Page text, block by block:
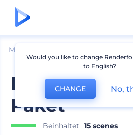
Mockups
Einladung
Paket
Beinhaltet
15 scenes
Would you like to change
to English?
CHANGE No,